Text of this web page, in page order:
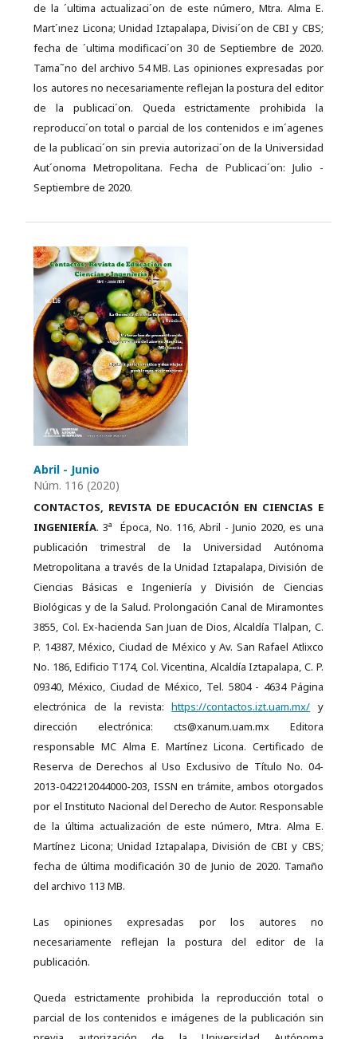
de la ´ultima actualizaci´on de este número, Mtra. Alma E.
Mart´ınez Licona; Unidad Iztapalapa, Divisi´on de CBI y CBS;
fecha de ´ultima modificaci´on 30 de Septiembre de 2020.
Tama˜no del archivo 54 MB. Las opiniones expresadas por
los autores no necesariamente reflejan la postura del editor
de la publicaci´on. Queda estrictamente prohibida la
reproducci´on total o parcial de los contenidos e im´agenes
de la publicaci´on sin previa autorizaci´on de la Universidad
Aut´onoma Metropolitana. Fecha de Publicaci´on: Julio -
Septiembre de 2020.
Abril - Junio
Núm. 116 (2020)
CONTACTOS, REVISTA DE EDUCACIÓN EN CIENCIAS E
INGENIERÍA. 3a
Época, No. 116, Abril - Junio 2020, es una
publicación trimestral de la Universidad Autónoma
Metropolitana a través de la Unidad Iztapalapa, División de
Ciencias Básicas e Ingeniería y División de Ciencias
Biológicas y de la Salud. Prolongación Canal de Miramontes
3855, Col. Ex-hacienda San Juan de Dios, Alcaldía Tlalpan, C.
P. 14387, México, Ciudad de México y Av. San Rafael Atlixco
No. 186, Edificio T174, Col. Vicentina, Alcaldía Iztapalapa, C. P.
09340, México, Ciudad de México, Tel. 5804 - 4634 Página
electrónica de la revista:https://contactos.izt.uam.mx/ y
dirección electrónica: cts@xanum.uam.mx Editora
responsable MC Alma E. Martínez Licona. Certificado de
Reserva de Derechos al Uso Exclusivo de Título No. 04-
2013-042212044000-203, ISSN en trámite, ambos otorgados
por el Instituto Nacional del Derecho de Autor. Responsable
de la última actualización de este número, Mtra. Alma E.
Martínez Licona; Unidad Iztapalapa, División de CBI y CBS;
fecha de última modificación 30 de Junio de 2020. Tamaño
del archivo 113 MB.
Las opiniones expresadas por los autores no
necesariamente reflejan la postura del editor de la
publicación.
Queda estrictamente prohibida la reproducción total o
parcial de los contenidos e imágenes de la publicación sin